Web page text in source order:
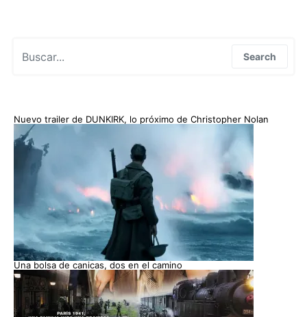
Search
Nuevo trailer de DUNKIRK, lo próximo de Christopher Nolan
Una bolsa de canicas, dos en el camino